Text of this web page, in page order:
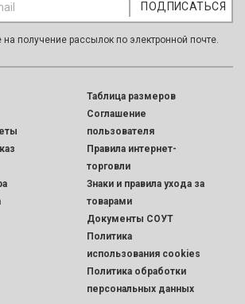
получение рассылок по электронной почте.
Таблица размеров
Соглашение
пользователя
Правила интернет-
торговли
Знаки и правила ухода за
товарами
Документы СОУТ
Политика
использования cookies
Политика обработки
персональных данных